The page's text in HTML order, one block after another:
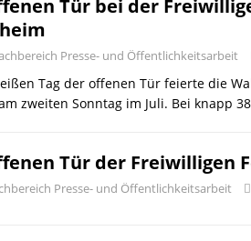
Tür bei der
Presse- und Öffentlichkeitsarbeit
Tag der offenen Tür feierte die
zweiten Sonntag im Juli. Bei knapp
Tür der Freiwilligen
Presse- und Öffentlichkeitsarbeit